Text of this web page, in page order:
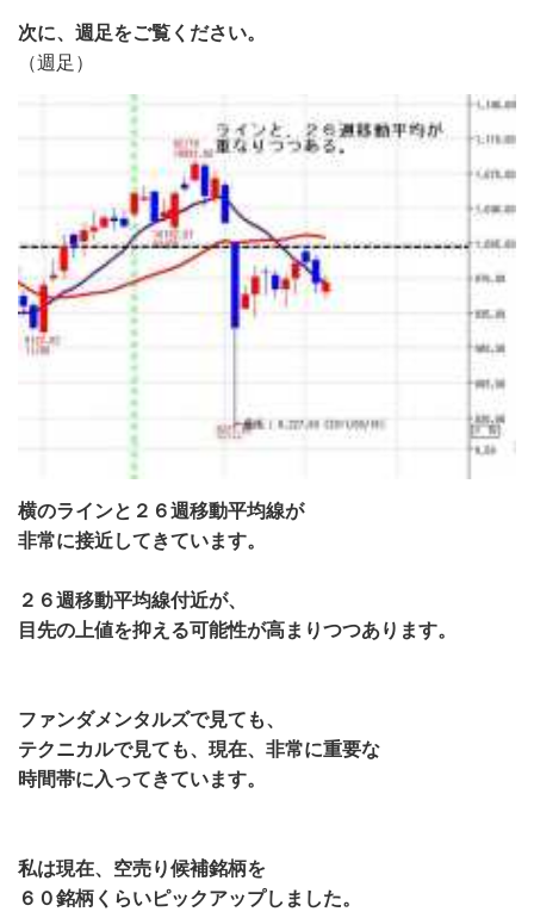
次に、週足をご覧ください。
（週足）
横のラインと２６週移動平均線が
非常に接近してきています。
２６週移動平均線付近が、
目先の上値を抑える可能性が高まりつつあります。
ファンダメンタルズで見ても、
テクニカルで見ても、現在、非常に重要な
時間帯に入ってきています。
私は現在、空売り候補銘柄を
６０銘柄くらいピックアップしました。